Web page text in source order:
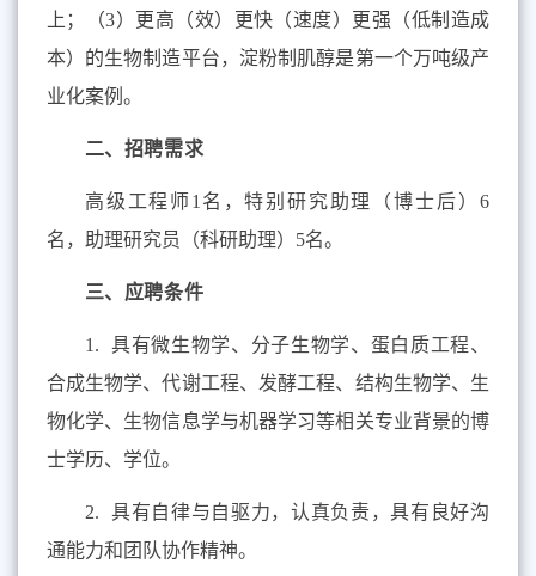
上；（3）更高（效）更快（速度）更强（低制造成
本）的生物制造平台，淀粉制肌醇是第一个万吨级产
业化案例。
二、招聘需求
高级工程师 1 名，特别研究助理（博士后） 6
名，助理研究员（科研助理） 5名。
三、应聘条件
1. 具有微生物学、分子生物学、蛋白质工程、
合成生物学、代谢工程、发酵工程、结构生物学、生
物化学、生物信息学与机器学习等相关专业背景的博
士学历、学位。
2. 具有自律与自驱力，认真负责，具有良好沟
通能力和团队协作精神。